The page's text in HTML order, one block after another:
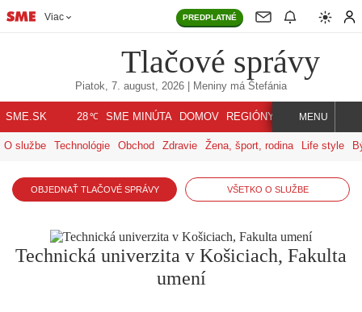
Viac PREDPLATNÉ
Tlačové správy
Piatok, 7. august, 2026 | Meniny má Štefánia
SME.SK 28℃ SME MINÚTA DOMOV REGIÓNY INDEX SVET
MENU
O službe Technológie Obchod Zdravie Žena, šport, rodina Life style
OBJEDNAŤ TLAČOVÉ SPRÁVY VŠETKO O SLUŽBE
Technická univerzita v Košiciach, Fakulta
umení